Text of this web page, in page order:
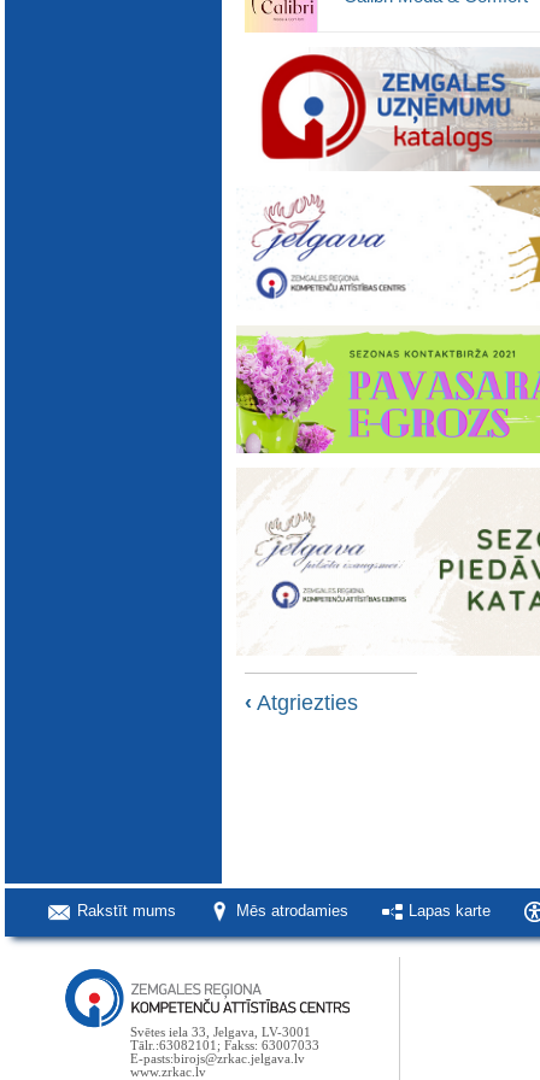
‹ Atgriezties
Rakstīt mums Mēs atrodamies Lapas karte
Svētes iela 33, Jelgava, LV-3001
Tālr.:63082101; Fakss: 63007033
E-pasts:birojs@zrkac.jelgava.lv
www.zrkac.lv